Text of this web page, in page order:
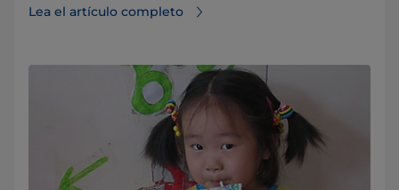
Lea el artículo completo